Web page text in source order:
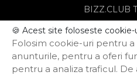
BIZZ.CLUB
BIZZ.CLUB
BIZZ.CLUB
🍪 Acest site foloseste cookie-
Folosim cookie-uri pentru
anunturile, pentru a oferi
pentru a analiza traficul.